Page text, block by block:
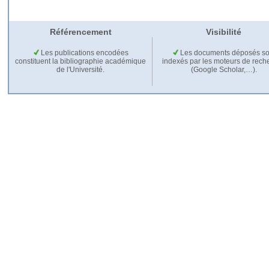
Référencement Visibilité
Les publications encodées
constituent la bibliographie académique
de l'Université.
Les documents déposés
indexés par les moteurs de
(Google Scholar,…).